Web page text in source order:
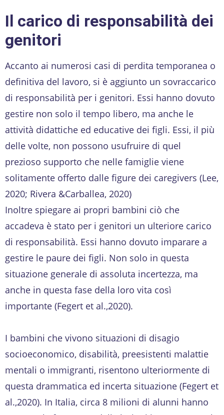
Il carico di responsabilità dei
genitori
Accanto ai numerosi casi di perdita temporanea o
definitiva del lavoro, si è aggiunto un sovraccarico
di responsabilità per i genitori. Essi hanno dovuto
gestire non solo il tempo libero, ma anche le
attività didattiche ed educative dei figli. Essi, il più
delle volte, non possono usufruire di quel
prezioso supporto che nelle famiglie viene
solitamente offerto dalle figure dei caregivers (Lee,
2020; Rivera &Carballea, 2020)
Inoltre spiegare ai propri bambini ciò che
accadeva è stato per i genitori un ulteriore carico
di responsabilità. Essi hanno dovuto imparare a
gestire le paure dei figli. Non solo in questa
situazione generale di assoluta incertezza, ma
anche in questa fase della loro vita così
importante (Fegert et al.,2020).
I bambini che vivono situazioni di disagio
socioeconomico, disabilità, preesistenti malattie
mentali o immigranti, risentono ulteriormente di
questa drammatica ed incerta situazione (Fegert et
al.,2020). In Italia, circa 8 milioni di alunni hanno